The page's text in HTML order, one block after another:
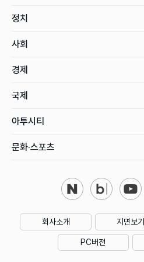
정치
사회
경제
국제
아투시티
문화·스포츠
회사소개 지면보기
PC버전